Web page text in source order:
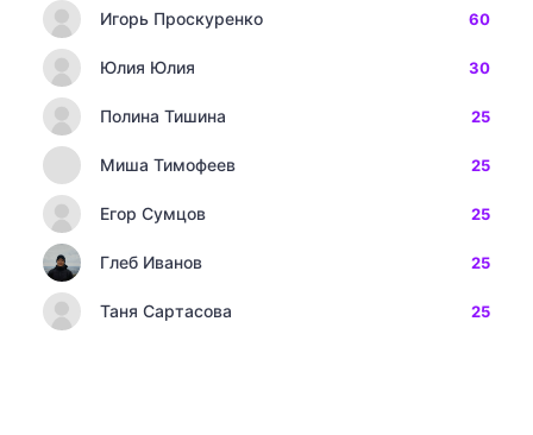
Игорь Проскуренко 60
Юлия Юлия 30
Полина Тишина 25
Миша Тимофеев 25
Егор Сумцов 25
Глеб Иванов 25
Таня Сартасова 25